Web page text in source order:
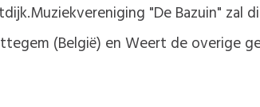
"De Bazuin" zal
(België) en Weert de overige